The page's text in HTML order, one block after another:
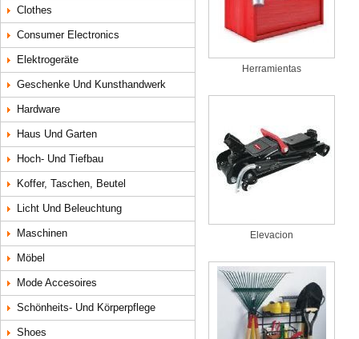
Clothes
Consumer Electronics
Elektrogeräte
Geschenke Und Kunsthandwerk
Hardware
Haus Und Garten
Hoch- Und Tiefbau
Koffer, Taschen, Beutel
Licht Und Beleuchtung
Maschinen
Möbel
Mode Accesoires
Schönheits- Und Körperpflege
Shoes
Herramientas
Elevacion